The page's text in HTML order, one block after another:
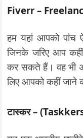
Fiverr –
हम यहां आपको पांच
जिनके जरिए आप
कर सकते हैं। वह भी
लिए आपको कहीं जाने
टास्कर –